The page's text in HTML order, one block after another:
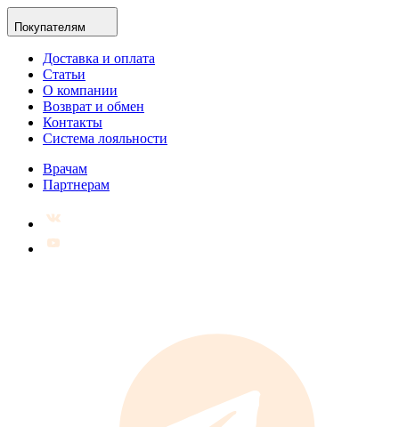
Покупателям
Доставка и оплата
Статьи
О компании
Возврат и обмен
Контакты
Система лояльности
Врачам
Партнерам